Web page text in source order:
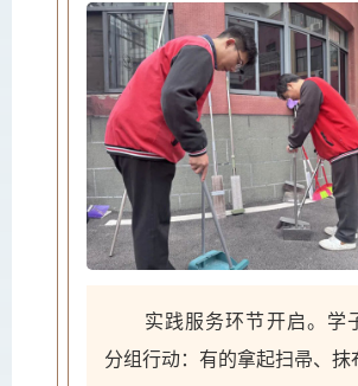
实践服务环节开启。学
分组行动：有的拿起扫帚、抹